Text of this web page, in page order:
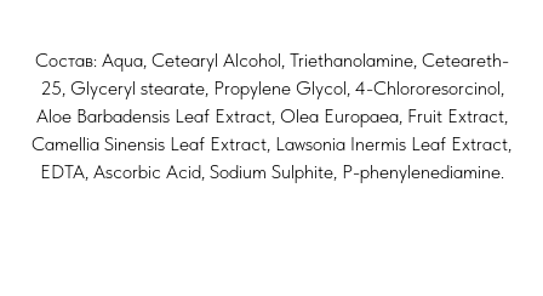
Состав: Aqua, Cetearyl Alcohol, Triethanolamine, Ceteareth-
25, Glyceryl stearate, Propylene Glycol, 4-Chlororesorcinol,
Aloe Barbadensis Leaf Extract, Olea Europaea, Fruit Extract,
Camellia Sinensis Leaf Extract, Lawsonia Inermis Leaf Extract,
EDTA, Ascorbic Acid, Sodium Sulphite, P-phenylenediamine.